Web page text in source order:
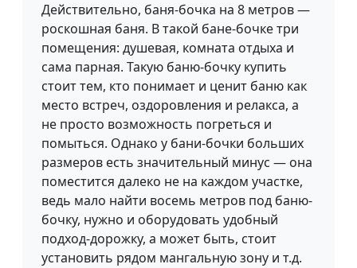
Действительно, баня-бочка на 8 метров —
роскошная баня. В такой бане-бочке три
помещения: душевая, комната отдыха и
сама парная. Такую баню-бочку купить
стоит тем, кто понимает и ценит баню как
место встреч, оздоровления и релакса, а
не просто возможность погреться и
помыться. Однако у бани-бочки больших
размеров есть значительный минус — она
поместится далеко не на каждом участке,
ведь мало найти восемь метров под баню-
бочку, нужно и оборудовать удобный
подход-дорожку, а может быть, стоит
установить рядом мангальную зону и т.д.